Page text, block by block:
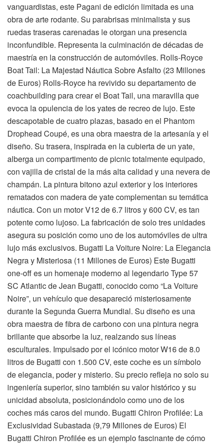
vanguardistas, este Pagani de edición limitada es una
obra de arte rodante. Su parabrisas minimalista y sus
ruedas traseras carenadas le otorgan una presencia
inconfundible. Representa la culminación de décadas de
maestría en la construcción de automóviles. Rolls-Royce
Boat Tail: La Majestad Náutica Sobre Asfalto (23 Millones
de Euros) Rolls-Royce ha revivido su departamento de
coachbuilding para crear el Boat Tail, una maravilla que
evoca la opulencia de los yates de recreo de lujo. Este
descapotable de cuatro plazas, basado en el Phantom
Drophead Coupé, es una obra maestra de la artesanía y el
diseño. Su trasera, inspirada en la cubierta de un yate,
alberga un compartimento de picnic totalmente equipado,
con vajilla de cristal de la más alta calidad y una nevera de
champán. La pintura bitono azul exterior y los interiores
rematados con madera de yate complementan su temática
náutica. Con un motor V12 de 6.7 litros y 600 CV, es tan
potente como lujoso. La fabricación de solo tres unidades
asegura su posición como uno de los automóviles de ultra
lujo más exclusivos. Bugatti La Voiture Noire: La Elegancia
Negra y Misteriosa (11 Millones de Euros) Este Bugatti
one-off es un homenaje moderno al legendario Type 57
SC Atlantic de Jean Bugatti, conocido como “La Voiture
Noire”, un vehículo que desapareció misteriosamente
durante la Segunda Guerra Mundial. Su diseño es una
obra maestra de fibra de carbono con una pintura negra
brillante que absorbe la luz, realzando sus líneas
esculturales. Impulsado por el icónico motor W16 de 8.0
litros de Bugatti con 1.500 CV, este coche es un símbolo
de elegancia, poder y misterio. Su precio refleja no solo su
ingeniería superior, sino también su valor histórico y su
unicidad absoluta, posicionándolo como uno de los
coches más caros del mundo. Bugatti Chiron Profilée: La
Exclusividad Subastada (9,79 Millones de Euros) El
Bugatti Chiron Profilée es un ejemplo fascinante de cómo